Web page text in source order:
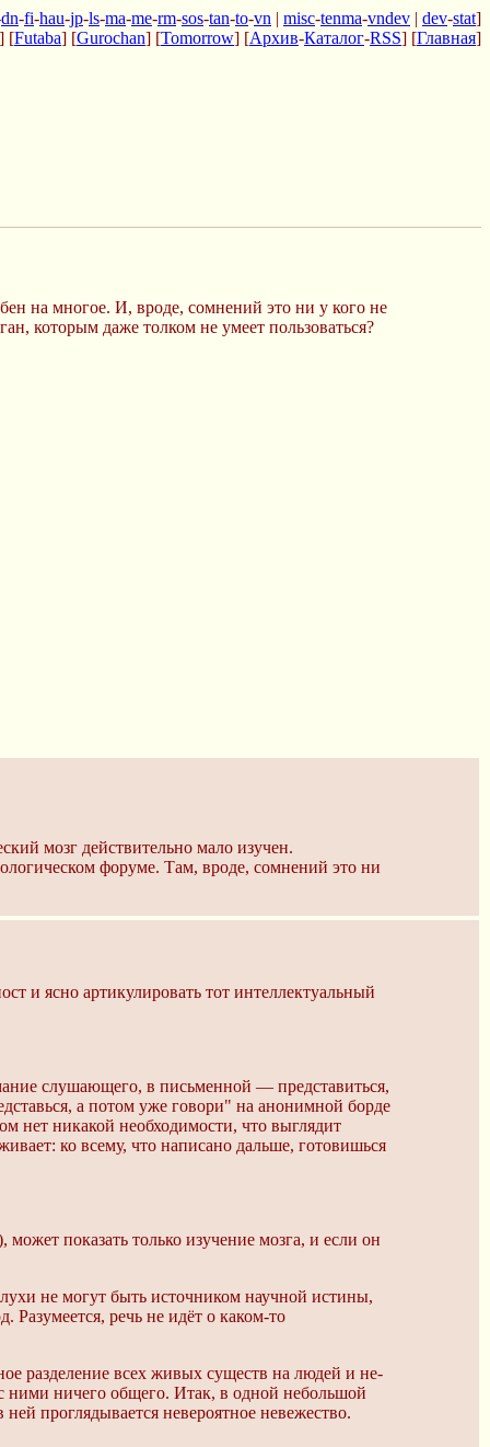
dn-fi-hau-jp-ls-ma-me-rm-sos-tan-to-vn | misc-tenma-vndev | dev-stat]
] [Futaba] [Gurochan] [Tomorrow] [Архив-Каталог-RSS] [Главная]
на многое. И, вроде, сомнений это ни у кого не
которым даже толком не умеет пользоваться?
мозг действительно мало изучен.
форуме. Там, вроде, сомнений это ни
и ясно артикулировать тот интеллектуальный
слушающего, в письменной — представиться,
а потом уже говори" на анонимной борде
нет никакой необходимости, что выглядит
ко всему, что написано дальше, готовишься
показать только изучение мозга, и если он
не могут быть источником научной истины,
Разумеется, речь не идёт о каком-то
разделение всех живых существ на людей и не-
ними ничего общего. Итак, в одной небольшой
проглядывается невероятное невежество.